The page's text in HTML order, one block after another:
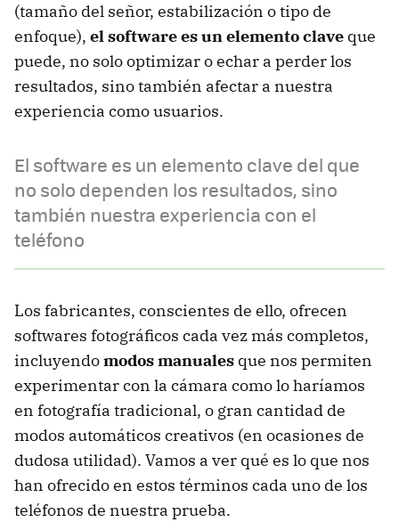
(tamaño del señor, estabilización o tipo de
enfoque), el software es un elemento clave que
puede, no solo optimizar o echar a perder los
resultados, sino también afectar a nuestra
experiencia como usuarios.
El software es un elemento clave del que
no solo dependen los resultados, sino
también nuestra experiencia con el
teléfono
Los fabricantes, conscientes de ello, ofrecen
softwares fotográficos cada vez más completos,
incluyendomodos manuales que nos permiten
experimentar con la cámara como lo haríamos
en fotografía tradicional, o gran cantidad de
modos automáticos creativos (en ocasiones de
dudosa utilidad). Vamos a ver qué es lo que nos
han ofrecido en estos términos cada uno de los
teléfonos de nuestra prueba.